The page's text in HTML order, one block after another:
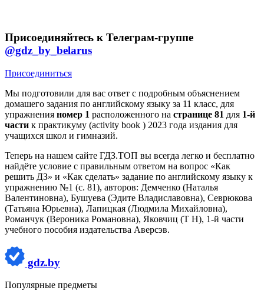
Присоединяйтесь к Телеграм-группе
@gdz_by_belarus
Присоединиться
Мы подготовили для вас ответ c подробным объяснением
домашего задания по английскому языку за 11 класс, для
упражнения номер 1 расположенного на странице 81 для 1-й
части к практикуму (activity book ) 2023 года издания для
учащихся школ и гимназий.
Теперь на нашем сайте ГДЗ.ТОП вы всегда легко и бесплатно
найдёте условие с правильным ответом на вопрос «Как
решить ДЗ» и «Как сделать» задание по английскому языку к
упражнению №1 (с. 81), авторов: Демченко (Наталья
Валентиновна), Бушуева (Эдите Владиславовна), Севрюкова
(Татьяна Юрьевна), Лапицкая (Людмила Михайловна),
Романчук (Вероника Романовна), Яковчиц (Т Н), 1-й части
учебного пособия издательства Аверсэв.
gdz.by
Популярные предметы